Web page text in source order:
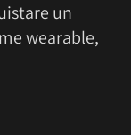
un
wearable,